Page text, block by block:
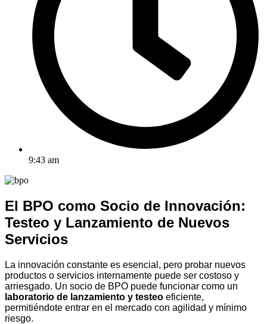
9:43 am
El BPO como Socio de Innovación:
Testeo y Lanzamiento de Nuevos
Servicios
La innovación constante es esencial, pero probar nuevos
productos o servicios internamente puede ser costoso y
arriesgado. Un socio de BPO puede funcionar como un
laboratorio de lanzamiento y testeo eficiente,
permitiéndote entrar en el mercado con agilidad y mínimo
riesgo.